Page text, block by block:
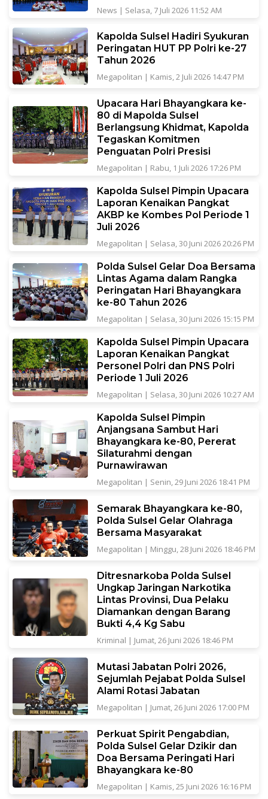
News | Selasa, 7 Juli 2026 11:52 AM
Kapolda Sulsel Hadiri Syukuran
Peringatan HUT PP Polri ke-27
Tahun 2026
Megapolitan | Kamis, 2 Juli 2026 14:47 PM
Upacara Hari Bhayangkara ke-
80 di Mapolda Sulsel
Berlangsung Khidmat, Kapolda
Tegaskan Komitmen
Penguatan Polri Presisi
Megapolitan | Rabu, 1 Juli 2026 17:26 PM
Kapolda Sulsel Pimpin Upacara
Laporan Kenaikan Pangkat
AKBP ke Kombes Pol Periode 1
Juli 2026
Megapolitan | Selasa, 30 Juni 2026 20:26 PM
Polda Sulsel Gelar Doa Bersama
Lintas Agama dalam Rangka
Peringatan Hari Bhayangkara
ke-80 Tahun 2026
Megapolitan | Selasa, 30 Juni 2026 15:15 PM
Kapolda Sulsel Pimpin Upacara
Laporan Kenaikan Pangkat
Personel Polri dan PNS Polri
Periode 1 Juli 2026
Megapolitan | Selasa, 30 Juni 2026 10:27 AM
Kapolda Sulsel Pimpin
Anjangsana Sambut Hari
Bhayangkara ke-80, Pererat
Silaturahmi dengan
Purnawirawan
Megapolitan | Senin, 29 Juni 2026 18:41 PM
Semarak Bhayangkara ke-80,
Polda Sulsel Gelar Olahraga
Bersama Masyarakat
Megapolitan | Minggu, 28 Juni 2026 18:46 PM
Ditresnarkoba Polda Sulsel
Ungkap Jaringan Narkotika
Lintas Provinsi, Dua Pelaku
Diamankan dengan Barang
Bukti 4,4 Kg Sabu
Kriminal | Jumat, 26 Juni 2026 18:46 PM
Mutasi Jabatan Polri 2026,
Sejumlah Pejabat Polda Sulsel
Alami Rotasi Jabatan
Megapolitan | Jumat, 26 Juni 2026 17:00 PM
Perkuat Spirit Pengabdian,
Polda Sulsel Gelar Dzikir dan
Doa Bersama Peringati Hari
Bhayangkara ke-80
Megapolitan | Kamis, 25 Juni 2026 16:16 PM